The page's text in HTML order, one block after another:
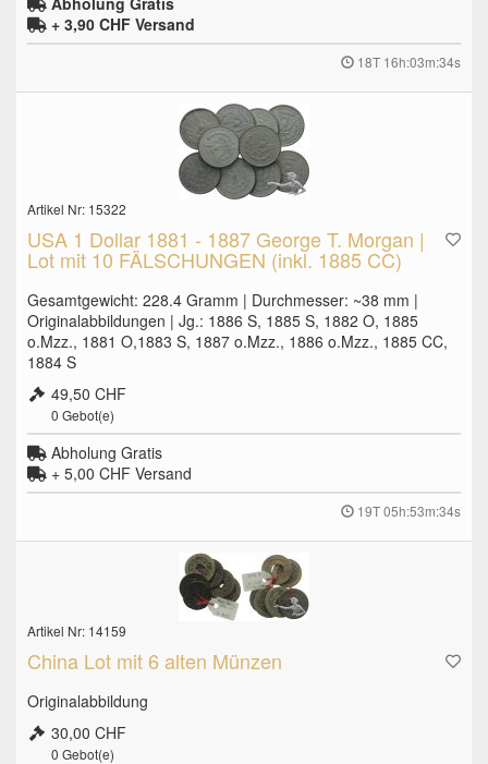
+ 3,90 CHF Versand
18T 16h:03m:33s
Artikel Nr: 15322
USA 1 Dollar 1881 - 1887 George T. Morgan |
Lot mit 10 FÄLSCHUNGEN (inkl. 1885 CC)
Gesamtgewicht: 228.4 Gramm | Durchmesser: ~38 mm |
Originalabbildungen | Jg.: 1886 S, 1885 S, 1882 O, 1885
o.Mzz., 1881 O,1883 S, 1887 o.Mzz., 1886 o.Mzz., 1885 CC,
1884 S
49,50 CHF
0 Gebot(e)
Abholung Gratis
+ 5,00 CHF Versand
19T 05h:53m:33s
Artikel Nr: 14159
China Lot mit 6 alten Münzen
Originalabbildung
30,00 CHF
0 Gebot(e)